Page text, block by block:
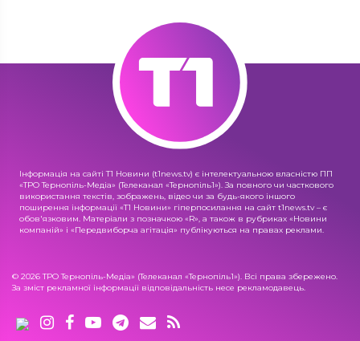
Інформація на сайті Т1 Новини (t1news.tv) є інтелектуальною власністю ПП
«ТРО Тернопіль-Медіа» (Телеканал «Тернопіль1»). За повного чи часткового
використання текстів, зображень, відео чи за будь-якого іншого
поширення інформації «Т1 Новини» гіперпосилання на сайт t1news.tv – є
обов'язковим. Матеріали з позначкою «R», а також в рубриках «Новини
компаній» і «Передвиборча агітація» публікуються на правах реклами.
© 2026 ТРО Тернопіль-Медіа» (Телеканал «Тернопіль1»). Всі права збережено.
За зміст рекламної інформації відповідальність несе рекламодавець.